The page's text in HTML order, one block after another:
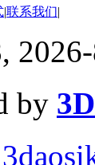
|联系我们|
by